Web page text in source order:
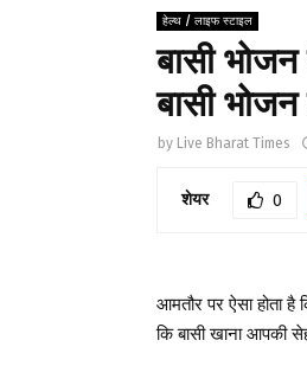
हेल्थ / लाइफ स्टाइल
बासी
बासी
by Live Bharat Times
शेयर 0
आमतौर पर ऐसा होता
कि बासी खाना आपकी